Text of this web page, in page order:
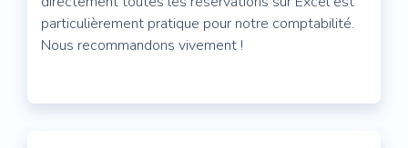
particulièrement pratique pour notre comptabilité.
Nous recommandons vivement !